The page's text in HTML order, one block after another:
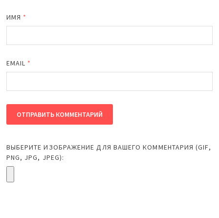
ИМЯ *
EMAIL *
ВЫБЕРИТЕ ИЗОБРАЖЕНИЕ ДЛЯ ВАШЕГО КОММЕНТАРИЯ (GIF,
PNG, JPG, JPEG):